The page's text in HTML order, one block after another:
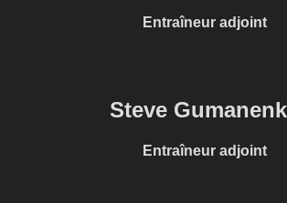
Entraîneur adjoint
Steve
Entraîneur adjoint